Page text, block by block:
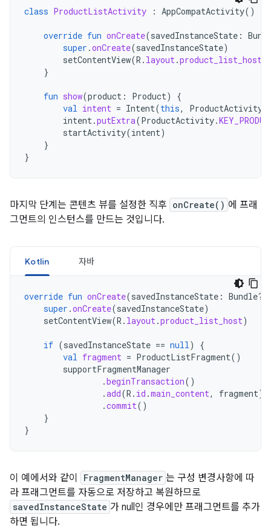
class ProductListActivity : AppCompatActivity()
override fun onCreate(savedInstanceState :
super .onCreate(savedInstanceState)
setContentView(R . layout.product_list_host
}
fun show(product : Product)
{
val intent = Intent(this, ProductActivity
intent.putExtra(ProductActivity.
startActivity(intent)
}
}
마지막 단계는 콘텐츠 뷰를 설정한 직후 onCreate() 에 프래
그먼트의 인스턴스를 만드는 것입니다.
Kotlin 자바
override fun onCreate(savedInstanceState : Bundle?)
super .onCreate(savedInstanceState)
setContentView(R . layout.product_list_host)
if (savedInstanceState == null)
{
val fragment = ProductListFragment()
supportFragmentManager
.beginTransaction()
.add(R . id .main_content, fragment)
.commit()
}
}
이 예에서와 같이 FragmentManager 는 구성 변경사항에 따
라 프래그먼트를 자동으로 저장하고 복원하므로
savedInstanceState 가 null인 경우에만 프래그먼트를 추가
하면 됩니다.